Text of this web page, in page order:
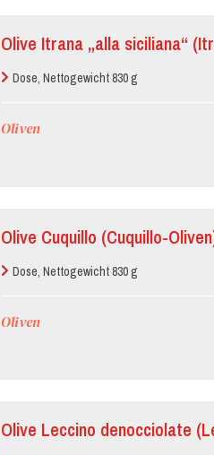
Olive Itrana „alla siciliana“
Dose, Nettogewicht 830 g
Oliven
Olive Cuquillo (Cuquillo-
Dose, Nettogewicht 830 g
Oliven
Olive Leccino denocciolate